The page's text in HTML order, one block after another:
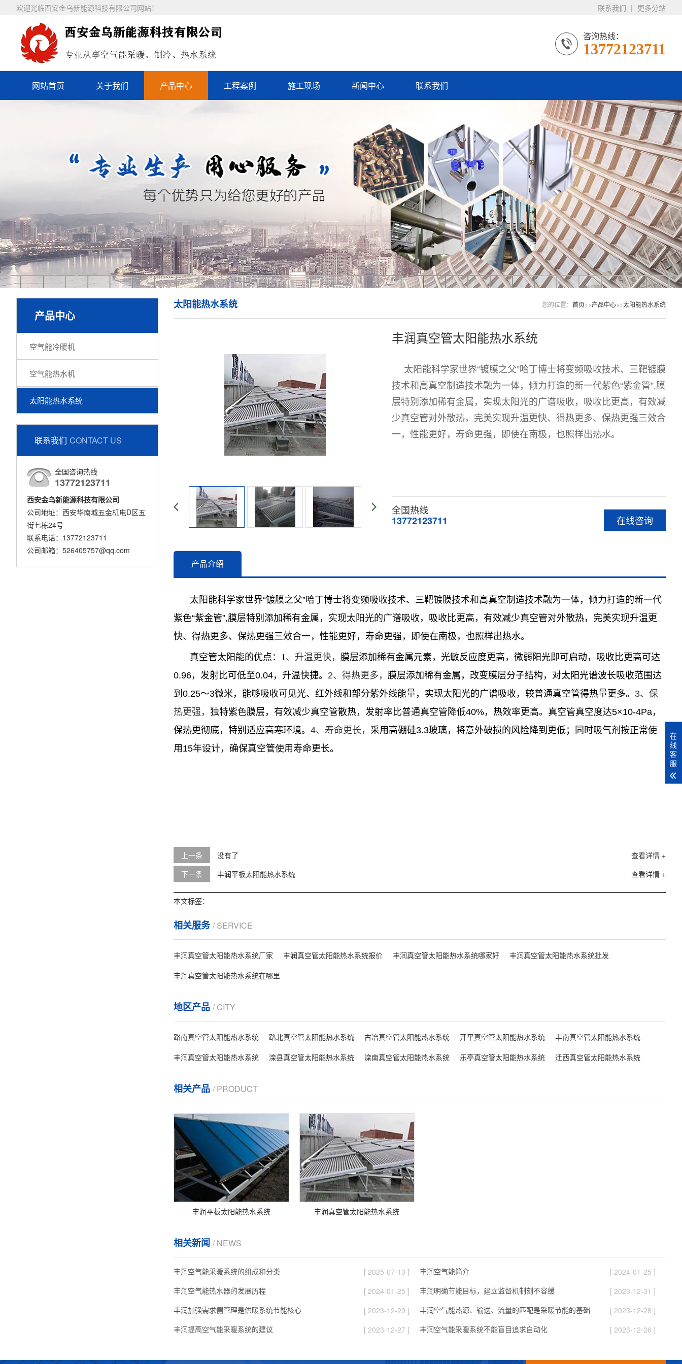
联系我们 | 更多分站
欢迎光临西安金乌新能源科技有限公司网站！
咨询热线：
13772123711
网站首页 关于我们 产品中心 工程案例 施工现场 新闻中心 联系我们
产品中心
空气能冷暖机
空气能热水机
太阳能热水系统
联系我们 CONTACT US
全国咨询热线
13772123711
西安金乌新能源科技有限公司
公司地址：西安华南城五金机电D区五
街七栋24号
联系电话：13772123711
公司邮箱：526405757@qq.com
您的位置： 首页>>产品中心>>太阳能热水系统
太阳能热水系统
丰润真空管太阳能热水系统
太阳能科学家世界“镀膜之父”哈丁博士将变频吸收技术、三靶镀膜
技术和高真空制造技术融为一体，倾力打造的新一代紫色“紫金管”,膜
层特别添加稀有金属，实现太阳光的广谱吸收，吸收比更高，有效减
少真空管对外散热，完美实现升温更快、得热更多、保热更强三效合
一，性能更好，寿命更强，即使在南极，也照样出热水。
在线咨询
全国热线
13772123711
产品介绍
太阳能科学家世界“镀膜之父”哈丁博士将变频吸收技术、三靶镀膜技术和高真空制造技术融为一体，倾力打造的新一代
紫色“紫金管”,膜层特别添加稀有金属，实现太阳光的广谱吸收，吸收比更高，有效减少真空管对外散热，完美实现升温更
快、得热更多、保热更强三效合一，性能更好，寿命更强，即使在南极，也照样出热水。
真空管太阳能的优点：1、升温更快， 膜层添加稀有金属元素，光敏反应度更高，微弱阳光即可启动，吸收比更高可达
0.96，发射比可低至0.04，升温快捷。 2、得热更多， 膜层添加稀有金属，改变膜层分子结构，对太阳光谱波长吸收范围达
到0.25～3微米，能够吸收可见光、红外线和部分紫外线能量，实现太阳光的广谱吸收，较普通真空管得热量更多。 3、保
热更强， 独特紫色膜层，有效减少真空管散热，发射率比普通真空管降低40%，热效率更高。真空管真空度达5×10-4Pa，
保热更彻底，特别适应高寒环境。 4、寿命更长， 采用高硼硅3.3玻璃，将意外破损的风险降到更低；同时吸气剂按正常使
用15年设计，确保真空管使用寿命更长。
上一条 查看详情 +
没有了
下一条
查看详情 +
丰润平板太阳能热水系统
本文标签：
相关服务/ SERVICE
丰润真空管太阳能热水系统厂家 丰润真空管太阳能热水系统报价 丰润真空管太阳能热水系统哪家好
丰润真空管太阳能热水系统批发
丰润真空管太阳能热水系统在哪里
地区产品 / CITY
路南真空管太阳能热水系统 路北真空管太阳能热水系统 古冶真空管太阳能热水系统 开平真空管太阳能热水系统
丰南真空管太阳能热水系统
丰润真空管太阳能热水系统
滦县真空管太阳能热水系统 滦南真空管太阳能热水系统 乐亭真空管太阳能热水系统 迁西真空管太阳能热水系统
相关产品 / PRODUCT
丰润平板太阳能热水系统 丰润真空管太阳能热水系统
相关新闻 / NEWS
丰润空气能采暖系统的组成和分类 [ 2025-07-13 ] 丰润空气能简介
[ 2024-01-25 ]
丰润空气能热水器的发展历程
[ 2024-01-25 ] 丰润明确节能目标，建立监督机制刻不容缓
[ 2023-12-31 ]
丰润加强需求侧管理是供暖系统节能核心
[ 2023-12-29 ] 丰润空气能热源、输送、流量的匹配是采暖节能的基础
[ 2023-12-28 ]
丰润提高空气能采暖系统的建议
[ 2023-12-27 ] 丰润空气能采暖系统不能盲目追求自动化 [ 2023-12-26 ]
在
线
客
服